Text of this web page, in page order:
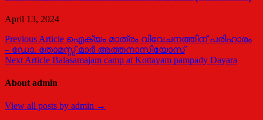
April 13, 2024
Post
navigation
Previous Article ഐക്യം മാത്രം വിവേചനത്തിന് പരിഹാരം
– ഡോ. തോമസ്സ് മാര്‍ അത്തനാസിയോസ്
Next Article Balasamajam camp at Kottayam pampady Dayara
About admin
View all posts by admin →